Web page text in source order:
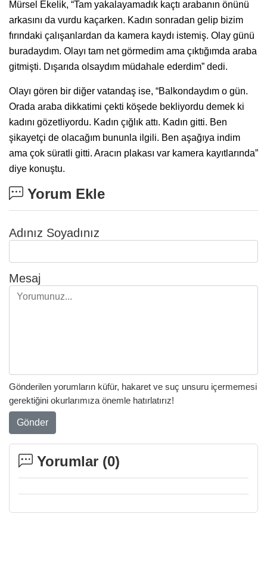
Mürsel Ekelik, “Tam yakalayamadık kaçtı arabanın önünü
arkasını da vurdu kaçarken. Kadın sonradan gelip bizim
fırındaki çalışanlardan da kamera kaydı istemiş. Olay günü
buradaydım. Olayı tam net görmedim ama çıktığımda araba
gitmişti. Dışarıda olsaydım müdahale ederdim” dedi.
Olayı gören bir diğer vatandaş ise, “Balkondaydım o gün.
Orada araba dikkatimi çekti köşede bekliyordu demek ki
kadını gözetliyordu. Kadın çığlık attı. Kadın gitti. Ben
şikayetçi de olacağım bununla ilgili. Ben aşağıya indim
ama çok süratli gitti. Aracın plakası var kamera kayıtlarında”
diye konuştu.
Yorum Ekle
Adınız Soyadınız
Mesaj
Gönderilen yorumların küfür, hakaret ve suç unsuru içermemesi
gerektiğini okurlarımıza önemle hatırlatırız!
Gönder
Yorumlar (0)